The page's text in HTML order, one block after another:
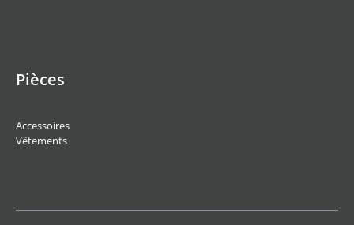
Pièces
Accessoires
Vêtements